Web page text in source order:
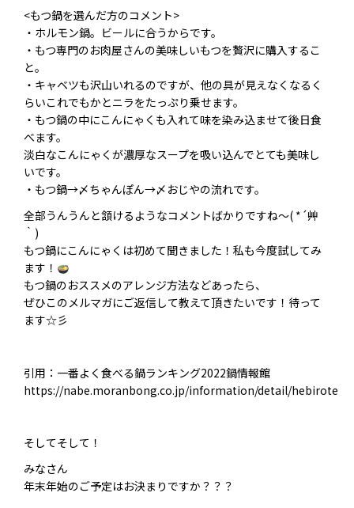
<もつ鍋を選んだ方のコメント>
・ホルモン鍋。ビールに合うからです。
・もつ専門のお肉屋さんの美味しいもつを贅沢に購入するこ
と。
・キャベツも沢山いれるのですが、他の具が見えなくなるく
らいこれでもかとニラをたっぷり乗せます。
・もつ鍋の中にこんにゃくも入れて味を染み込ませて後日食
べます。
淡白なこんにゃくが濃厚なスープを吸い込んでとても美味し
いです。
・もつ鍋→〆ちゃんぽん→〆おじやの流れです。
全部うんうんと頷けるようなコメントばかりですね～( *´艸
｀)
もつ鍋にこんにゃくは初めて聞きました！私も今度試してみ
ます！
もつ鍋のおススメのアレンジ方法などあったら、
ぜひこのメルマガにご返信して教えて頂きたいです！待って
ます☆彡
引用：一番よく食べる鍋ランキング2022鍋情報館
https://nabe.moranbong.co.jp/information/detail/
そしてそして！
みなさん
年末年始のご予定はお決まりですか？？？